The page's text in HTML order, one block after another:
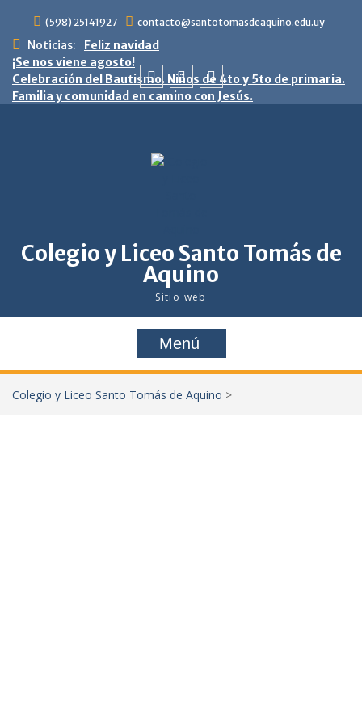
contenido
(598) 25141927 contacto@santotomasdeaquino.edu.uy
Noticias:
Feliz navidad
¡Se nos viene agosto!
Celebración del Bautismo. Niños de 4to y 5to de primaria.
Familia y comunidad en camino con Jesús.
facebooktwitteryoutube
Colegio y Liceo Santo Tomás de
Aquino
Sitio web
Menú
Colegio y Liceo Santo Tomás de Aquino >